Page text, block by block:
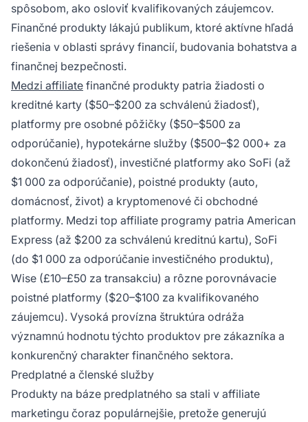
spôsobom, ako osloviť kvalifikovaných záujemcov.
Finančné produkty lákajú publikum, ktoré aktívne hľadá
riešenia v oblasti správy financií, budovania bohatstva a
finančnej bezpečnosti.
Medzi affiliate finančné produkty patria žiadosti o
kreditné karty ($50–$200 za schválenú žiadosť),
platformy pre osobné pôžičky ($50–$500 za
odporúčanie), hypotekárne služby ($500–$2 000+ za
dokončenú žiadosť), investičné platformy ako SoFi (až
$1 000 za odporúčanie), poistné produkty (auto,
domácnosť, život) a kryptomenové či obchodné
platformy. Medzi top affiliate programy patria American
Express (až $200 za schválenú kreditnú kartu), SoFi
(do $1 000 za odporúčanie investičného produktu),
Wise (£10–£50 za transakciu) a rôzne porovnávacie
poistné platformy ($20–$100 za kvalifikovaného
záujemcu). Vysoká provízna štruktúra odráža
významnú hodnotu týchto produktov pre zákazníka a
konkurenčný charakter finančného sektora.
Predplatné a členské služby
Produkty na báze predplatného sa stali v affiliate
marketingu čoraz populárnejšie, pretože generujú